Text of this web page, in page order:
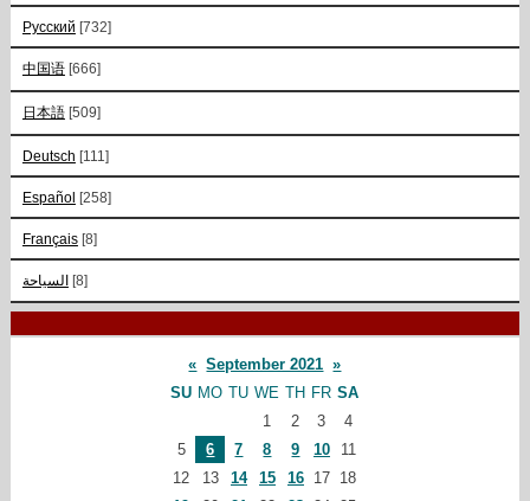
Русский [732]
中国语 [666]
日本語 [509]
Deutsch [111]
Español [258]
Français [8]
السياحة [8]
« September 2021 »
SU MO TU WE TH FR SA
1
2 3
4
5
6 7 8 9 10
11
12
13 14 15 16 17
18